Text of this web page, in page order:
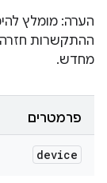
הערה: מומלץ
ההתקשרות
מחדש.
פרמטרים
device